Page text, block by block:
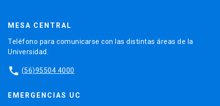
MESA CENTRAL
Teléfono para comunicarse con las distintas áreas de la
Universidad.
phone (56)95504 4000
EMERGENCIAS UC